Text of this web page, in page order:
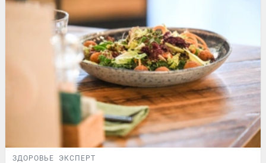
ЗДОРОВЬЕ ЭКСПЕРТ